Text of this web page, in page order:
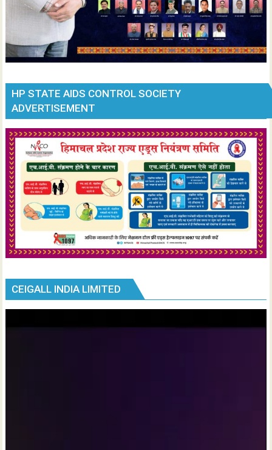
HP STATE AIDS CONTROL SOCIETY
ADVERTISEMENT
CEIGALL INDIA LIMITED